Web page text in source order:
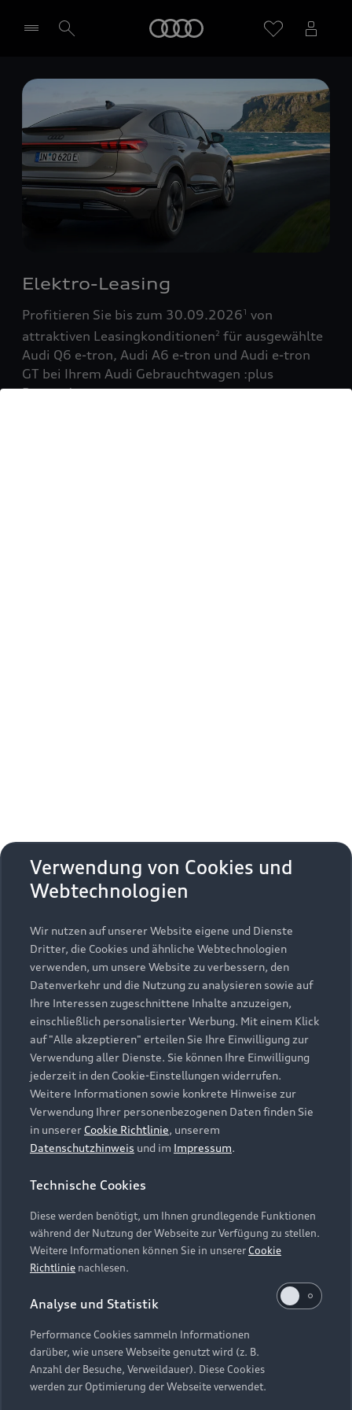
Händler wählen
Elektro-Leasing
Profitieren Sie bis zum 30.09.20261 von
attraktiven Leasingkonditionen2 für ausgewählte
Audi Q6 e-tron, Audi A6 e-tron und Audi e-tron
GT bei Ihrem Audi Gebrauchtwagen :plus
Partner!
Zurück nach oben
Modelle
Alle Modelle
Modelle vergleichen
Elektromodelle
Plug-in-Hybride
Kaufen & leasen
Neuwagensuche
Gebrauchtwagensuche
Gebrauchtwagen
Finanzierung
Aktionen & Angebote
Geschäftskunden
Service & Zubehör
Saisonale Angebote
Audi Services
Garantie
Audi digital services
myAudi
Support
Kundenservice
Händlersuche
Audi Code
Online-Terminvereinbarung
Servicekontakt
Vertrag widerrufen
Über Audi
Unternehmen
Karriere
Investor Relations
Presse & Media Center
Datenschutz
Audi erleben
Newsletter
Impressum Rechtliches
Hinweisgebersystem
Datenschutzinformation
Cookie-Einstellungen
Cookie-Richtlinie
Barrierefreiheit
Hinweis: Die aktuelle Darstellung und Anordnung der
Embleme am Fahrzeug bei allen Abbildungen auf dieser
Webseite kann abweichen.
Verwendung von Cookies und
Webtechnologien
Wir nutzen auf unserer Website eigene und Dienste
Dritter, die Cookies und ähnliche Webtechnologien
verwenden, um unsere Website zu verbessern, den
Datenverkehr und die Nutzung zu analysieren sowie auf
Ihre Interessen zugeschnittene Inhalte anzuzeigen,
einschließlich personalisierter Werbung. Mit einem Klick
auf "Alle akzeptieren" erteilen Sie Ihre Einwilligung zur
Verwendung aller Dienste. Sie können Ihre Einwilligung
jederzeit in den Cookie-Einstellungen widerrufen.
Weitere Informationen sowie konkrete Hinweise zur
Verwendung Ihrer personenbezogenen Daten finden Sie
in unserer Cookie Richtlinie, unserem
Datenschutzhinweis und im Impressum.
Technische Cookies
Diese werden benötigt, um Ihnen grundlegende Funktionen
während der Nutzung der Webseite zur Verfügung zu stellen.
Weitere Informationen können Sie in unsererCookie
Richtlinie nachlesen.
Analyse und Statistik
Performance Cookies sammeln Informationen
darüber, wie unsere Webseite genutzt wird (z. B.
Anzahl der Besuche, Verweildauer). Diese Cookies
werden zur Optimierung der Webseite verwendet.